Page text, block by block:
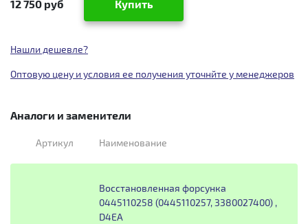
12 750 руб Купить
Нашли дешевле?
Оптовую цену и условия ее получения уточнйте у менеджеров
Аналоги и заменители
Артикул Наименование
Восстановленная форсунка
0445110258 (0445110257, 3380027400) ,
D4EA